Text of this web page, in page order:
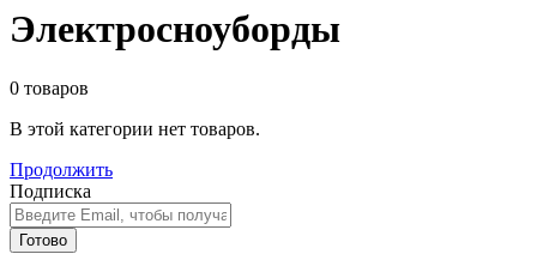
Электросноуборды
0 товаров
В этой категории нет товаров.
Продолжить
Подписка
Готово